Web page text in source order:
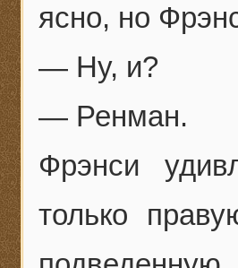
ясно, но
— Ну, и?
— Ренман.
Фрэнси
только